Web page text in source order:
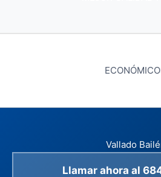
Vallado
Llamar ahora al